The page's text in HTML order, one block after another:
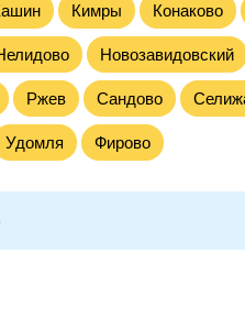
Кимры Конаково
Новозавидовский
Ржев Сандово
Удомля Фирово